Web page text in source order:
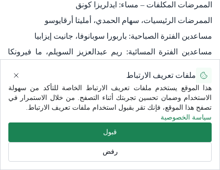
ملفات تعريف الارتباط
هذا الموقع يستخدم ملفات تعريف الارتباط الخاصة للتأكد من سهولة
الاستخدام وضمان تحسين تجربتك أثناء التصفح. من خلال الاستمرار في
تصفح هذا الموقع، فإنك تقر بقبول استخدام ملفات تعريف الارتباط.
سياسة الخصوصية
قبول
رفض
الممرضات المكلفات – مساء: ايدلريزا كونق
الممرضات الرئيسيات، سهام الحمدي، أمليتا أرقايوسو
مساعدين الفترة الصباحية: باربورا سوبانوفا، جانيت إيزابيا
مساعدين الفترة المسائية: ريم عبدالعزيز السويلم، ما فيرونكا
تمريض غرف العمليات
دورين سوارتز، جوديث لو، لينق سايو، فاطمة عبدالباقي، ليونيلا
قلوريا براقادو، ميرنا كونسيبكيون، آنا ماي ستانا، ماجد نافع
فريق المراقبين (طلاب الطب)
الفريق المساند لعملية فصل التوأم الليبي ​​​​محمد